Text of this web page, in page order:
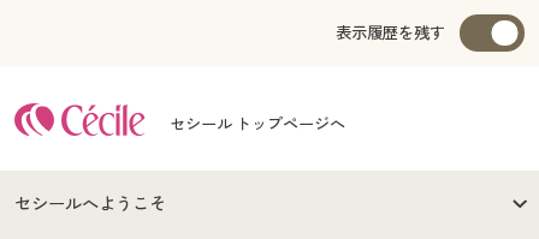
表示履歴を残す
セシール トップページへ
セシールへようこそ